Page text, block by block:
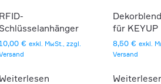
RFID-
€ exkl. MwSt., zzgl.
Weiterlesen
für KEYUP
8,50 € exkl.
Versand